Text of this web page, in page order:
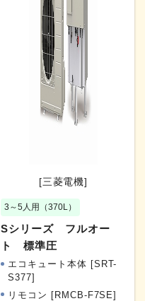
[三菱電機]
3～5人用（370L）
Sシリーズ フルオー
ト 標準圧
エコキュート本体 [SRT-
S377]
リモコン [RMCB-F7SE]